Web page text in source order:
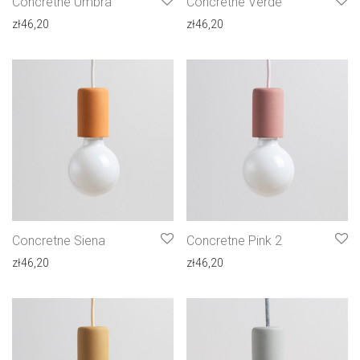
zł46,20 zł46,20
Concretne Siena
zł46,20
Concretne Pink 2
zł46,20